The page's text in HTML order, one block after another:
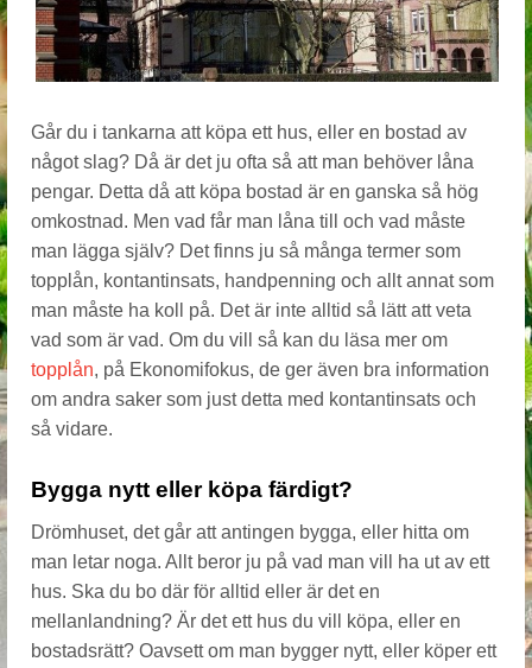
Går du i tankarna att köpa ett hus, eller en bostad av
något slag? Då är det ju ofta så att man behöver låna
pengar. Detta då att köpa bostad är en ganska så hög
omkostnad. Men vad får man låna till och vad måste
man lägga själv? Det finns ju så många termer som
topplån, kontantinsats, handpenning och allt annat som
man måste ha koll på. Det är inte alltid så lätt att veta
vad som är vad. Om du vill så kan du läsa mer om
topplån, på Ekonomifokus, de ger även bra information
om andra saker som just detta med kontantinsats och
så vidare.
Bygga nytt eller köpa färdigt?
Drömhuset, det går att antingen bygga, eller hitta om
man letar noga. Allt beror ju på vad man vill ha ut av ett
hus. Ska du bo där för alltid eller är det en
mellanlandning? Är det ett hus du vill köpa, eller en
bostadsrätt? Oavsett om man bygger nytt, eller köper ett